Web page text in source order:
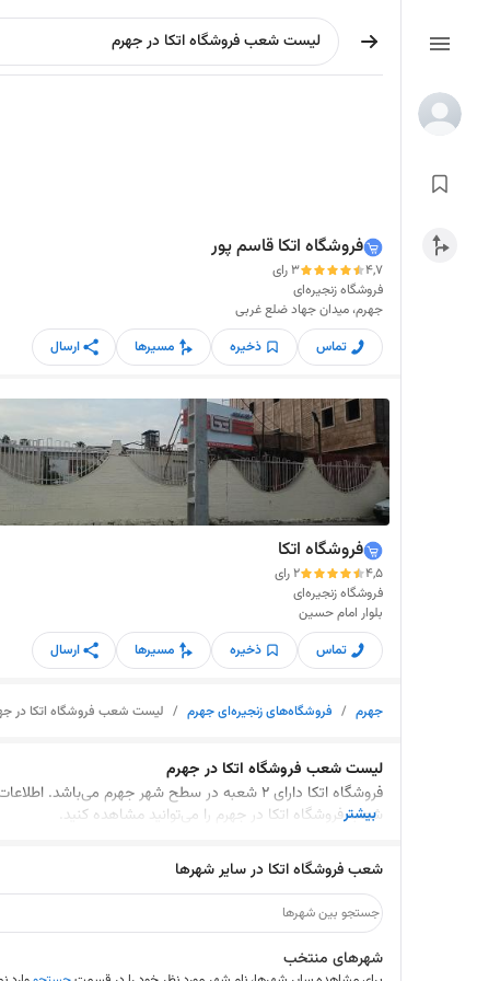
فروشگاه اتکا قاسم پور
4,7
3 رای
فروشگاه زنجیره‌ای
جهرم، میدان جهاد ضلع غربی
تماس
ذخیره مسیرها ارسال
فروشگاه اتکا
4,5
2 رای
فروشگاه زنجیره‌ای
بلوار امام حسین
تماس
ذخیره مسیرها ارسال
جهرم / فروشگاه‌های زنجیره‌ای جهرم / لیست شعب فروشگاه اتکا در
لیست شعب فروشگاه اتکا در جهرم
فروشگاه اتکا دارای 2 شعبه در سطح شهر جهرم می‌باشد.
شعب فروشگاه اتکا در جهرم را می‌توانید مشاهده کنید.
بیشتر
شعب فروشگاه اتکا در سایر شهرها
شهرهای منتخب